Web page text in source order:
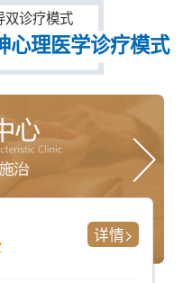
双诊疗模式
心理医学诊疗模式
全面
详情>